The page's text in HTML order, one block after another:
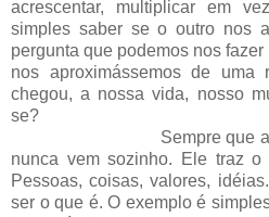
acrescentar, multiplicar em
simples saber se o outro nos
pergunta que podemos nos
nos aproximássemos de uma
chegou, a nossa vida, nosso
se?
Sempre que alguém
nunca vem sozinho. Ele traz o
Pessoas, coisas, valores,
ser o que é. O exemplo é